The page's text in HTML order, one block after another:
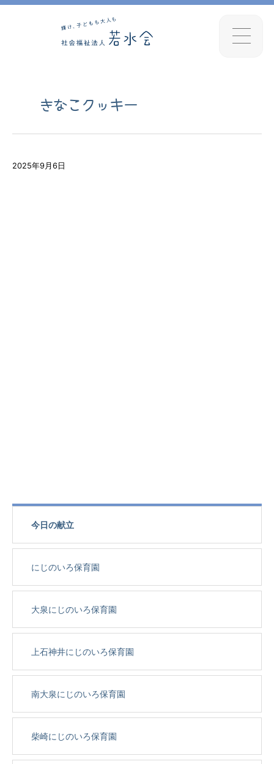
きなこクッキー
2025年9月6日
今日の献立
にじのいろ保育園
大泉にじのいろ保育園
上石神井にじのいろ保育園
南大泉にじのいろ保育園
柴崎にじのいろ保育園